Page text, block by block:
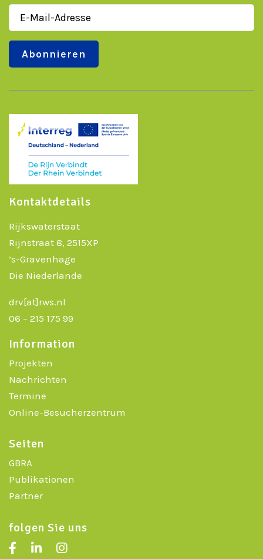
Kontaktdetails
Rijkswaterstaat
Rijnstraat 8, 2515XP
’s-Gravenhage
Die Niederlande
drv[at]rws.nl
06 – 215 175 99
Information
Projekten
Nachrichten
Termine
Online-Besucherzentrum
Seiten
GBRA
Publikationen
Partner
folgen Sie uns